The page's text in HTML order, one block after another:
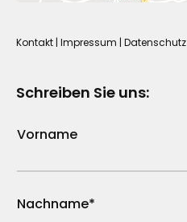
Kontakt | Impressum | Datenschutz
Schreiben Sie uns:
Vorname
Nachname*